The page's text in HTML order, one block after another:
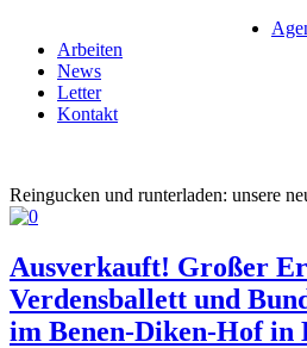
Arbeiten
News
Letter
Kontakt
Reingucken und runterladen: unsere
Ausverkauft! Großer
Verdensballett und
im Benen-Diken-Hof in